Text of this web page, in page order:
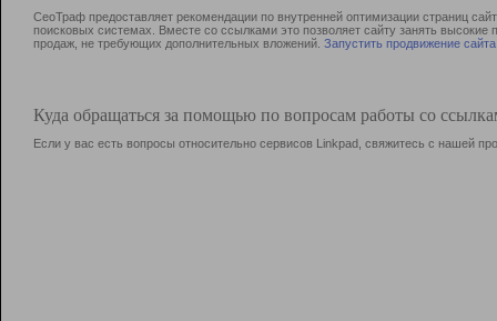
СеоТраф предоставляет рекомендации по внутренней оптимизации страниц
поисковых системах. Вместе со ссылками это позволяет сайту занять
продаж, не требующих дополнительных вложений. Запустить продвижение сайта
Куда обращаться за помощью по вопросам работы со
Если у вас есть вопросы относительно сервисов Linkpad, свяжитесь с нашей